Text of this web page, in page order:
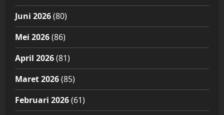
Juni 2026(80)
Mei 2026(86)
April 2026(81)
Maret 2026(85)
Februari 2026(61)